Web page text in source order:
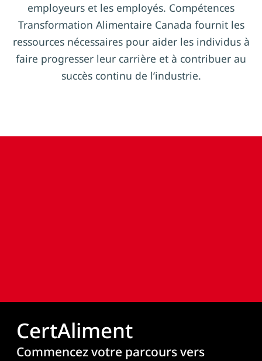
employeurs et les employés. Compétences
Transformation Alimentaire Canada fournit les
ressources nécessaires pour aider les individus à
faire progresser leur carrière et à contribuer au
succès continu de l’industrie.
CertAliment
Commencez votre parcours vers